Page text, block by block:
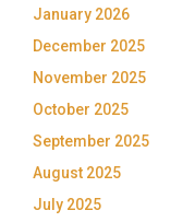
January 2026
December 2025
November 2025
October 2025
September 2025
August 2025
July 2025